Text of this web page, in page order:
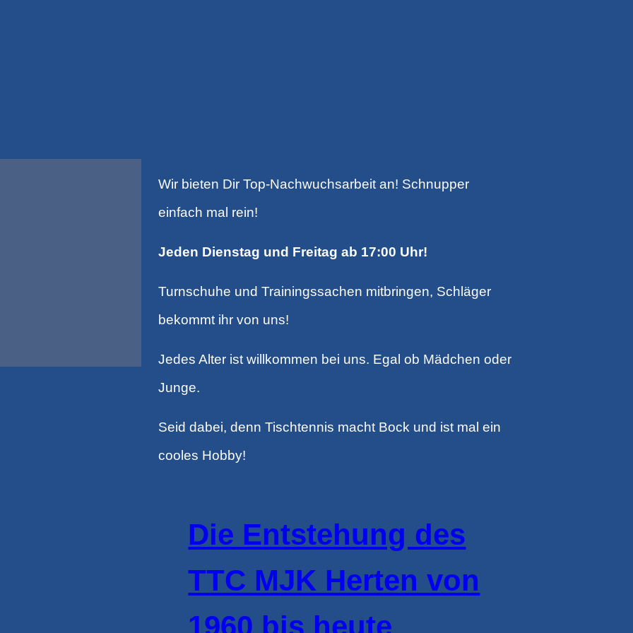
Wir bieten Dir Top-Nachwuchsarbeit an! Schnupper
einfach mal rein!
Jeden Dienstag und Freitag ab 17:00 Uhr!
Turnschuhe und Trainingssachen mitbringen, Schläger
bekommt ihr von uns!
Jedes Alter ist willkommen bei uns. Egal ob Mädchen oder
Junge.
Seid dabei, denn Tischtennis macht Bock und ist mal ein
cooles Hobby!
Die Entstehung des
TTC MJK Herten von
1960 bis heute